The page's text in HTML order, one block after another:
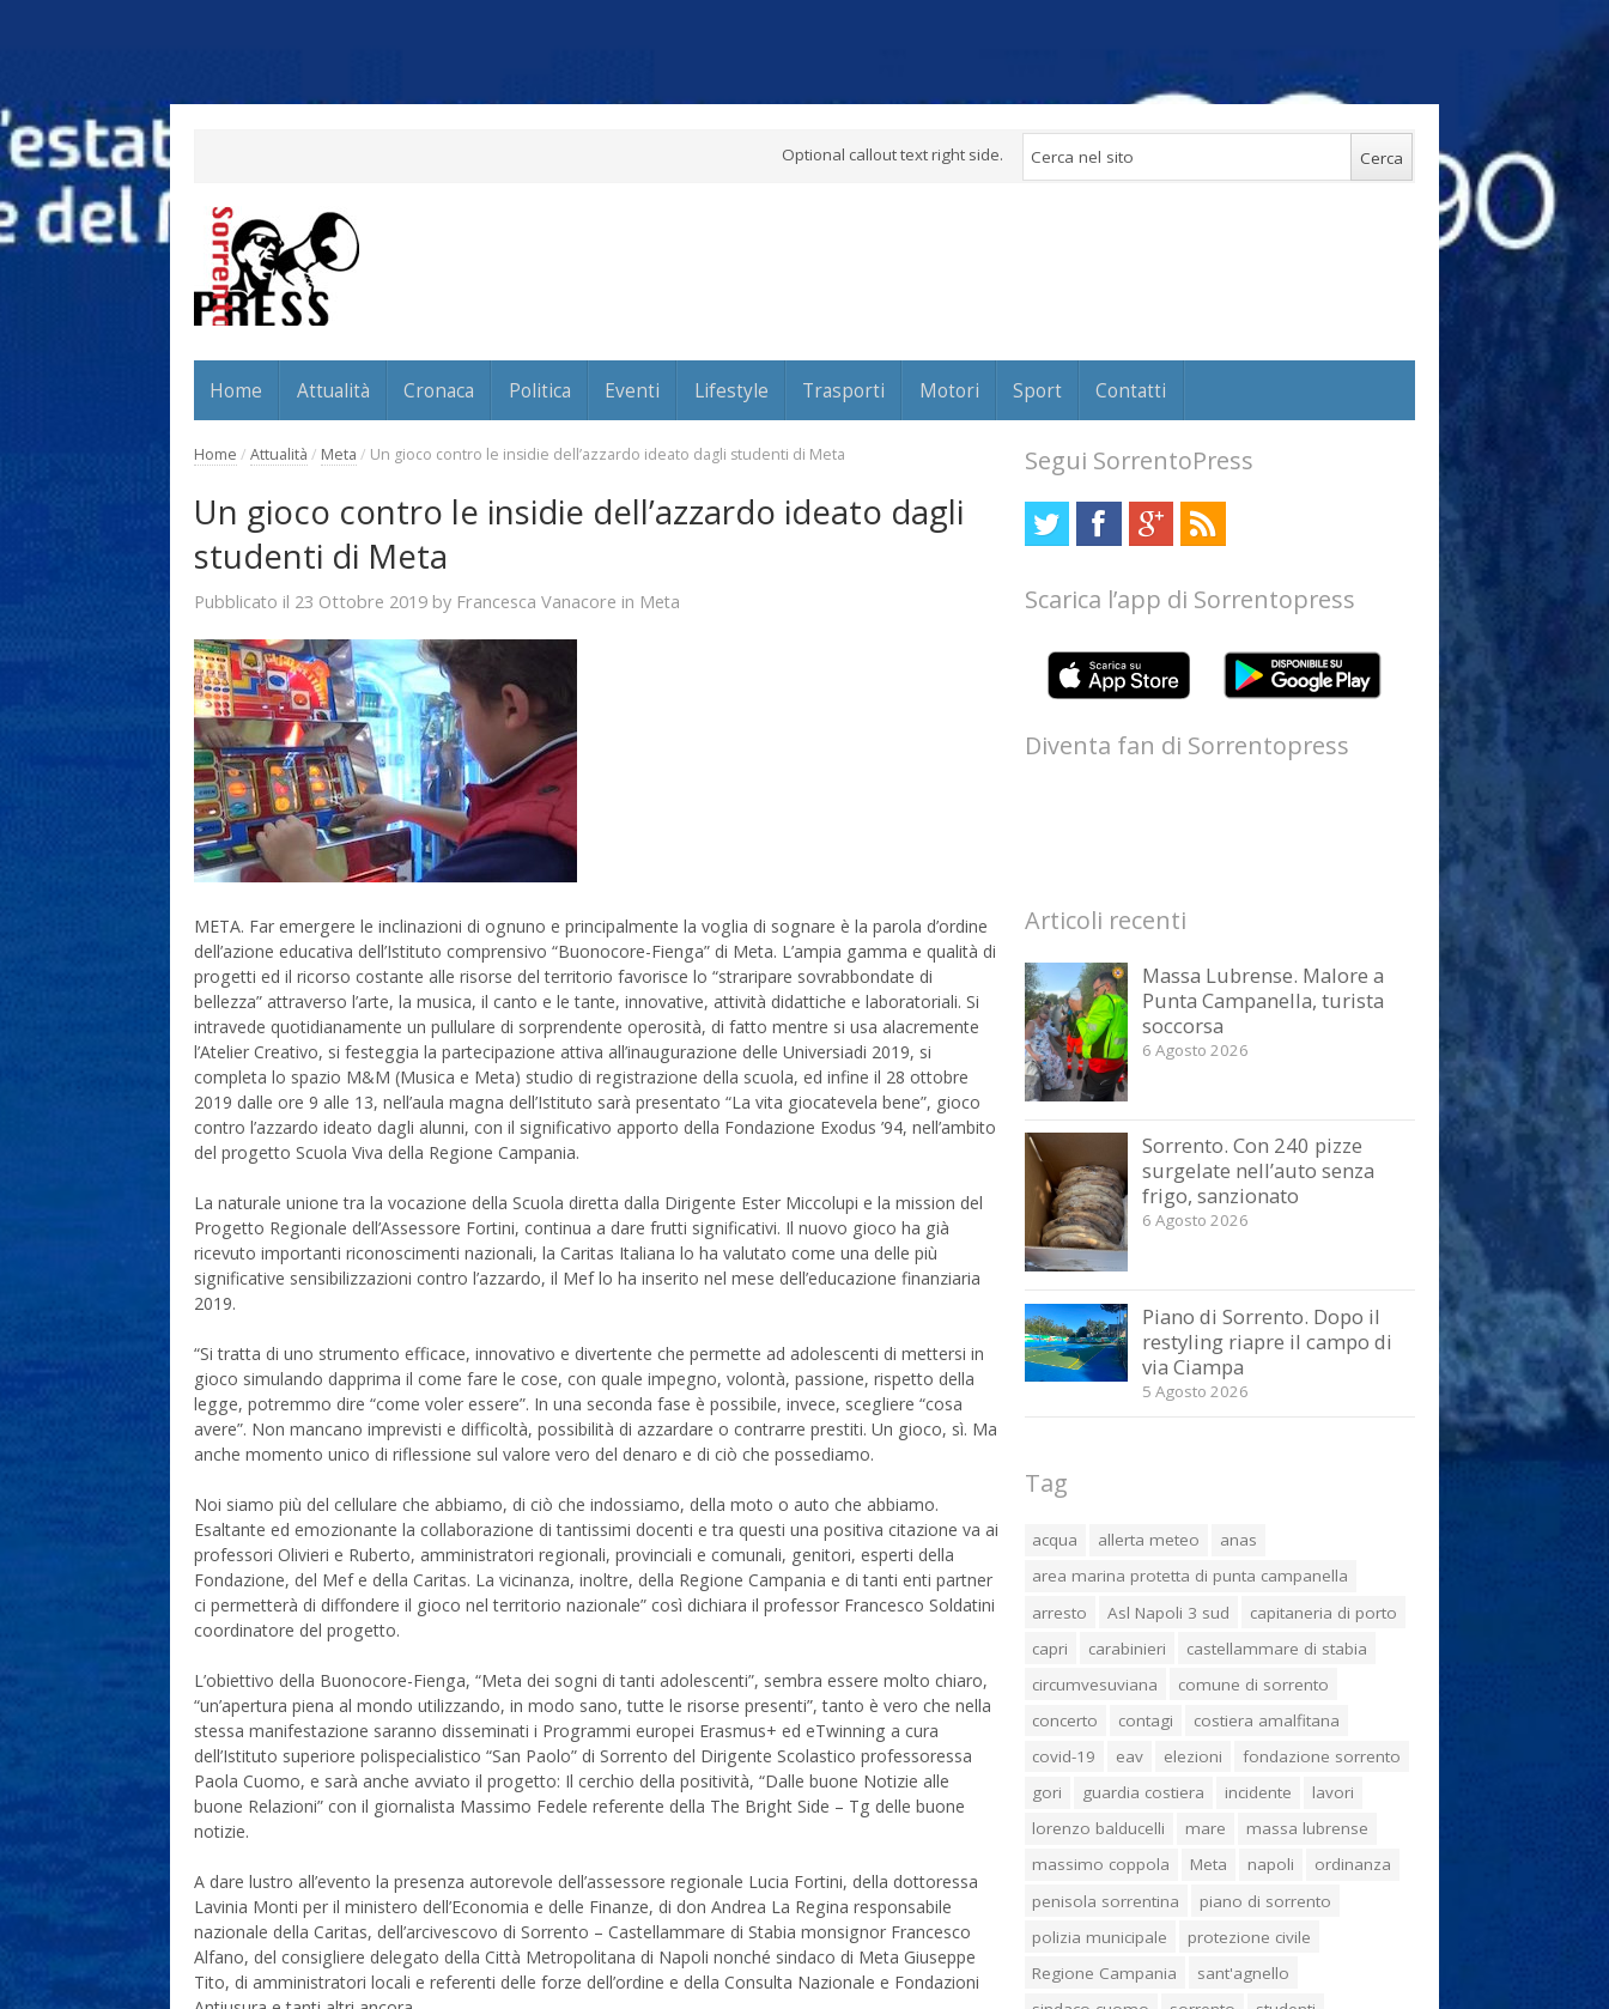
Optional callout text right side.
Home Attualità Cronaca Politica Eventi Lifestyle Trasporti Motori Sport Contatti
Home / Attualità / Meta / Un gioco contro le insidie dell’azzardo ideato dagli studenti di Meta
Un gioco contro le insidie dell’azzardo ideato dagli
studenti di Meta
Pubblicato il 23 Ottobre 2019 by Francesca Vanacore in Meta
META. Far emergere le inclinazioni di ognuno e principalmente la voglia di sognare è la parola d’ordine
dell’azione educativa dell’Istituto comprensivo “Buonocore-Fienga” di Meta. L’ampia gamma e qualità di
progetti ed il ricorso costante alle risorse del territorio favorisce lo “straripare sovrabbondate di
bellezza” attraverso l’arte, la musica, il canto e le tante, innovative, attività didattiche e laboratoriali. Si
intravede quotidianamente un pullulare di sorprendente operosità, di fatto mentre si usa alacremente
l’Atelier Creativo, si festeggia la partecipazione attiva all’inaugurazione delle Universiadi 2019, si
completa lo spazio M&M (Musica e Meta) studio di registrazione della scuola, ed infine il 28 ottobre
2019 dalle ore 9 alle 13, nell’aula magna dell’Istituto sarà presentato “La vita giocatevela bene”, gioco
contro l’azzardo ideato dagli alunni, con il significativo apporto della Fondazione Exodus ’94, nell’ambito
del progetto Scuola Viva della Regione Campania.
La naturale unione tra la vocazione della Scuola diretta dalla Dirigente Ester Miccolupi e la mission del
Progetto Regionale dell’Assessore Fortini, continua a dare frutti significativi. Il nuovo gioco ha già
ricevuto importanti riconoscimenti nazionali, la Caritas Italiana lo ha valutato come una delle più
significative sensibilizzazioni contro l’azzardo, il Mef lo ha inserito nel mese dell’educazione finanziaria
2019.
“Si tratta di uno strumento efficace, innovativo e divertente che permette ad adolescenti di mettersi in
gioco simulando dapprima il come fare le cose, con quale impegno, volontà, passione, rispetto della
legge, potremmo dire “come voler essere”. In una seconda fase è possibile, invece, scegliere “cosa
avere”. Non mancano imprevisti e difficoltà, possibilità di azzardare o contrarre prestiti. Un gioco, sì. Ma
anche momento unico di riflessione sul valore vero del denaro e di ciò che possediamo.
Noi siamo più del cellulare che abbiamo, di ciò che indossiamo, della moto o auto che abbiamo.
Esaltante ed emozionante la collaborazione di tantissimi docenti e tra questi una positiva citazione va ai
professori Olivieri e Ruberto, amministratori regionali, provinciali e comunali, genitori, esperti della
Fondazione, del Mef e della Caritas. La vicinanza, inoltre, della Regione Campania e di tanti enti partner
ci permetterà di diffondere il gioco nel territorio nazionale” così dichiara il professor Francesco Soldatini
coordinatore del progetto.
L’obiettivo della Buonocore-Fienga, “Meta dei sogni di tanti adolescenti”, sembra essere molto chiaro,
“un’apertura piena al mondo utilizzando, in modo sano, tutte le risorse presenti”, tanto è vero che nella
stessa manifestazione saranno disseminati i Programmi europei Erasmus+ ed eTwinning a cura
dell’Istituto superiore polispecialistico “San Paolo” di Sorrento del Dirigente Scolastico professoressa
Paola Cuomo, e sarà anche avviato il progetto: Il cerchio della positività, “Dalle buone Notizie alle
buone Relazioni” con il giornalista Massimo Fedele referente della The Bright Side – Tg delle buone
notizie.
A dare lustro all’evento la presenza autorevole dell’assessore regionale Lucia Fortini, della dottoressa
Lavinia Monti per il ministero dell’Economia e delle Finanze, di don Andrea La Regina responsabile
nazionale della Caritas, dell’arcivescovo di Sorrento – Castellammare di Stabia monsignor Francesco
Alfano, del consigliere delegato della Città Metropolitana di Napoli nonché sindaco di Meta Giuseppe
Tito, di amministratori locali e referenti delle forze dell’ordine e della Consulta Nazionale e Fondazioni
Segui SorrentoPress
Scarica l’app di Sorrentopress
Diventa fan di Sorrentopress
Articoli recenti
Massa Lubrense. Malore a
Punta Campanella, turista
soccorsa
6 Agosto 2026
Sorrento. Con 240 pizze
surgelate nell’auto senza
frigo, sanzionato
6 Agosto 2026
Piano di Sorrento. Dopo il
restyling riapre il campo di
via Ciampa
5 Agosto 2026
Tag
acqua allerta meteo
anas
area marina protetta di punta campanella
arresto
Asl Napoli 3 sud
capitaneria di porto
capri
carabinieri
castellammare di stabia
circumvesuviana
comune di sorrento
concerto
contagi
costiera amalfitana
covid-19
eav elezioni
fondazione sorrento
gori
guardia costiera incidente
lavori
lorenzo balducelli
mare
massa lubrense
massimo coppola
Meta napoli
ordinanza
penisola sorrentina
piano di sorrento
polizia municipale
protezione civile
Regione Campania
sant'agnello